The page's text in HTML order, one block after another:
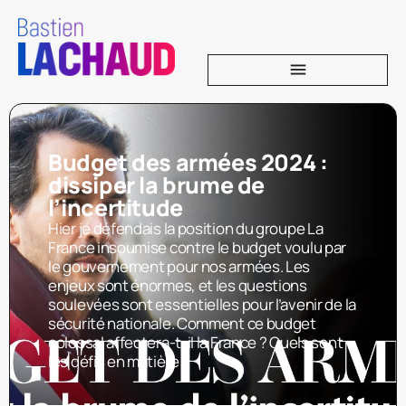
Budget des armées 2024 :
dissiper la brume de
l’incertitude
Hier je défendais la position du groupe La
France insoumise contre le budget voulu par
le gouvernement pour nos armées. Les
enjeux sont énormes, et les questions
soulevées sont essentielles pour l’avenir de la
sécurité nationale. Comment ce budget
colossal affectera-t-il la France ? Quels sont
les défis en matière